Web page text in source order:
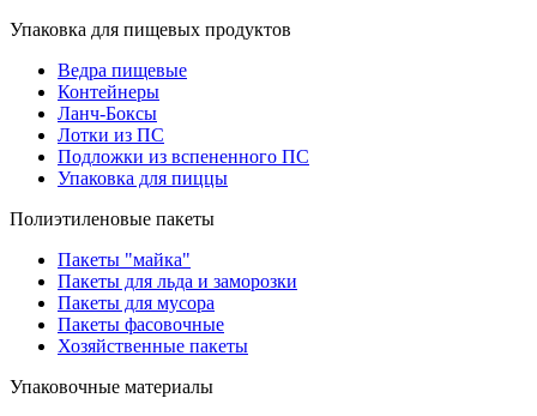
Упаковка для пищевых продуктов
Ведра пищевые
Контейнеры
Ланч-Боксы
Лотки из ПС
Подложки из вспененного ПС
Упаковка для пиццы
Полиэтиленовые пакеты
Пакеты "майка"
Пакеты для льда и заморозки
Пакеты для мусора
Пакеты фасовочные
Хозяйственные пакеты
Упаковочные материалы